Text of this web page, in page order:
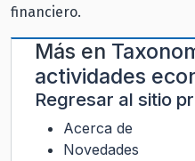
financiero.
Más en
actividades
Regresar al sitio
Acerca de
Novedades